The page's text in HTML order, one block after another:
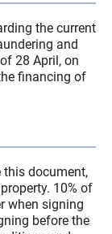
the current
and
28 April, on
financing of
this document,
10% of
when signing
before the